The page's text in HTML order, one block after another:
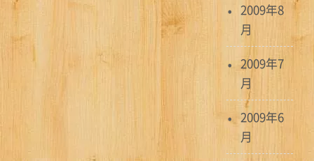
2009年8
月
2009年7
月
2009年6
月